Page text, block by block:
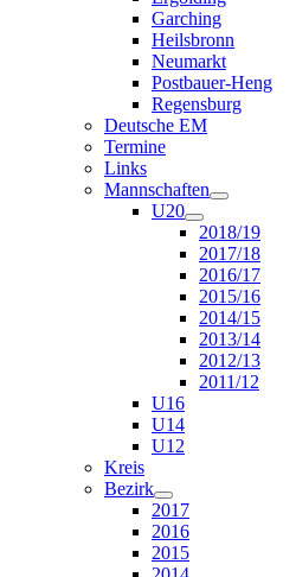
Garching
Heilsbronn
Neumarkt
Postbauer-Heng
Regensburg
Deutsche EM
Termine
Links
Mannschaften
U20
2018/19
2017/18
2016/17
2015/16
2014/15
2013/14
2012/13
2011/12
U16
U14
U12
Kreis
Bezirk
2017
2016
2015